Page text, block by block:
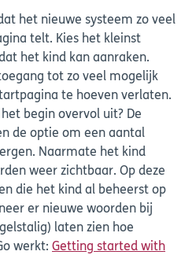
het nieuwe systeem zo veel
telt. Kies het kleinst
het kind kan aanraken.
tot zo veel mogelijk
te hoeven verlaten.
begin overvol uit? De
de optie om een aantal
Naarmate het kind
weer zichtbaar. Op deze
die het kind al beheerst op
er nieuwe woorden bij
laten zien hoe
werkt: Getting started with